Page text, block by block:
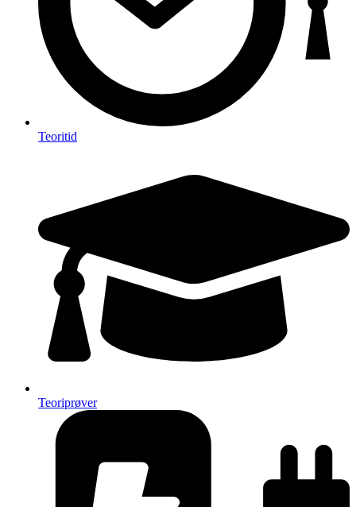
Teoritid
Teoriprøver